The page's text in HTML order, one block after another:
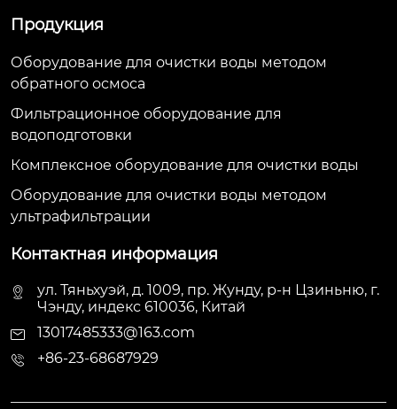
Продукция
Оборудование для очистки воды методом
обратного осмоса
Фильтрационное оборудование для
водоподготовки
Комплексное оборудование для очистки воды
Оборудование для очистки воды методом
ультрафильтрации
Контактная информация
ул. Тяньхуэй, д. 1009, пр. Жунду, р-н Цзиньню, г.
Чэнду, индекс 610036, Китай
13017485333@163.com
+86-23-68687929